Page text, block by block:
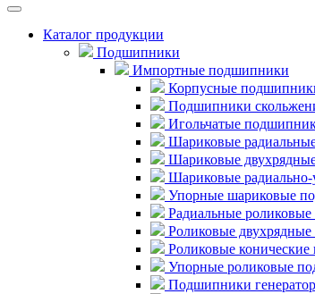
Каталог продукции
Подшипники
Импортные подшипники
Корпусные
Подшипники
Игольчатые
Шариковые
Шариковые
Шариковые
Упорные шариковые
Радиальные
Роликовые
Роликовые
Упорные роликовые
Подшипники